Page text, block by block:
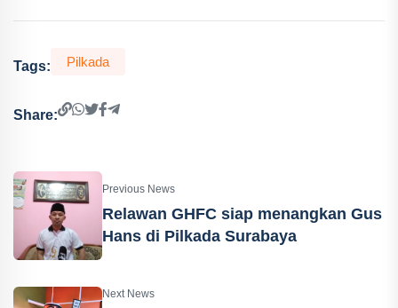
Tags: Pilkada
Share:
Previous News
Relawan GHFC siap menangkan Gus
Hans di Pilkada Surabaya
Next News